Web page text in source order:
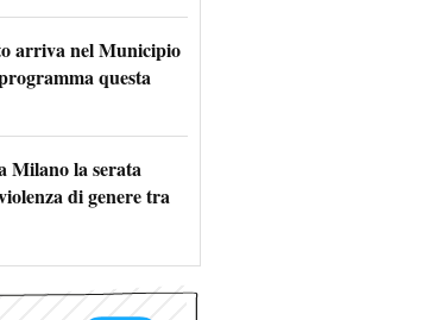
arriva nel Municipio
questa
Milano la serata
di genere tra